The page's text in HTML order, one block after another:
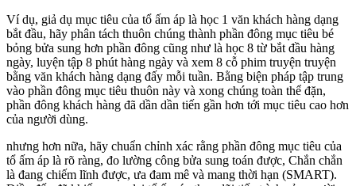
Ví dụ, giả dụ mục tiêu của tổ ấm áp là học 1 văn khách hàng dạng
bắt đầu, hãy phân tách thuôn chúng thành phần đông mục tiêu bé
bỏng bửa sung hơn phần đông cũng như là học 8 từ bắt đầu hàng
ngày, luyện tập 8 phút hàng ngày và xem 8 cỗ phim truyện truyện
bằng văn khách hàng dạng đấy mỗi tuần. Bằng biện pháp tập trung
vào phần đông mục tiêu thuôn này và xong chúng toàn thể đặn,
phần đông khách hàng đã dần dần tiến gần hơn tới mục tiêu cao hơn
của người dùng.
nhưng hơn nữa, hãy chuẩn chỉnh xác rằng phần đông mục tiêu của
tổ ấm áp là rõ ràng, đo lường công bửa sung toán được, Chắn chắn
là đang chiếm lĩnh được, ưa đam mê và mang thời hạn (SMART).